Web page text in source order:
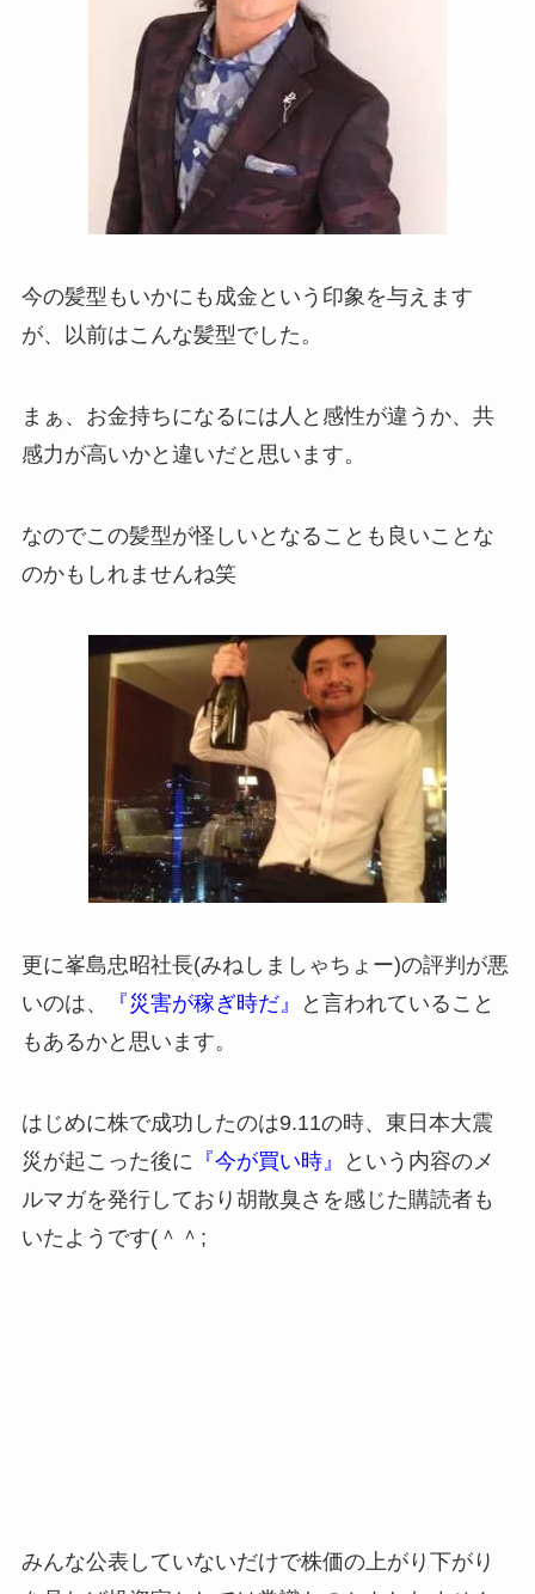
今の髪型もいかにも成金という印象を与えます
が、以前はこんな髪型でした。
まぁ、お金持ちになるには人と感性が違うか、共
感力が高いかと違いだと思います。
なのでこの髪型が怪しいとなることも良いことな
のかもしれませんね笑
更に峯島忠昭社長(みねしましゃちょー)の評判が悪
いのは、
『災害が稼ぎ時だ』
と言われていること
もあるかと思います。
はじめに株で成功したのは9.11の時、東日本大震
災が起こった後に 『今が買い時』
という内容のメ
ルマガを発行しており胡散臭さを感じた購読者も
いたようです(＾＾;
みんな公表していないだけで株価の上がり下がり